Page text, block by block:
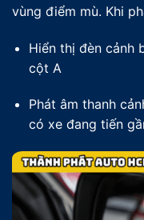
vùng điểm mù. Khi
Hiển thị đèn cảnh
cột A
Phát âm thanh
có xe đang tiến